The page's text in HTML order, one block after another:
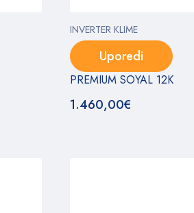
INVERTER KLIME
Uporedi
PREMIUM SOYAL 12K
1.460,00€